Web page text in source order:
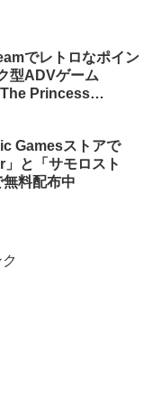
でレトロなポイン
型ADVゲーム
The Princess
Gamesストアで
」と「サモロスト
料配布中